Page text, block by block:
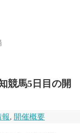
競馬5日目の開
報, 開催概要